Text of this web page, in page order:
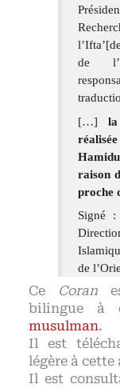
de
[…]
raison
proche
Signé :
de
Ce Coran
bilingue à
musulman.
Il est
légère à cette
Il est